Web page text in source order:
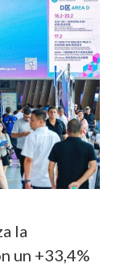
la
un +33,4%